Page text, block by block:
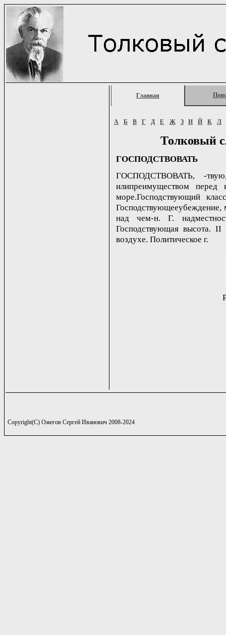
Главная
А Б В Г Д Е Ж З И Й К Л
Толковый
ГОСПОДСТВОВАТЬ
ГОСПОДСТВОВАТЬ, -
илипреимуществом
море.Господствующий
Господствующееубеждение,
над чем-н. Г.
Господствующая высота.
воздухе. Политическое г.
Copyright(C) Ожегов Сергей Иванович 2008-2024